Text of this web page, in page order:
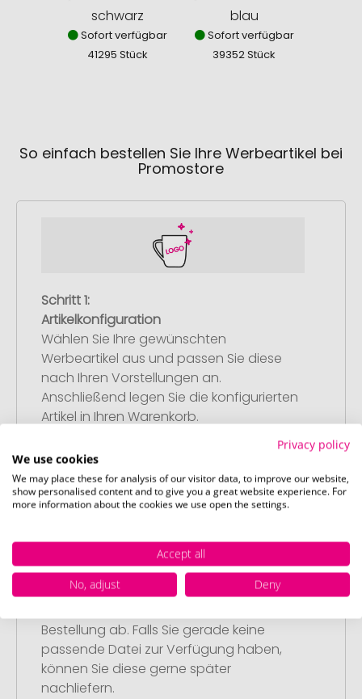
schwarz
Sofort verfügbar
41295 Stück
blau
Sofort verfügbar
39352 Stück
So einfach bestellen Sie Ihre Werbeartikel bei
Promostore
Schritt 1:
Artikelkonfiguration
Wählen Sie Ihre gewünschten
Werbeartikel aus und passen Sie diese
nach Ihren Vorstellungen an.
Anschließend legen Sie die konfigurierten
Artikel in Ihren Warenkorb.
Upload Ihres Logos oder Motivs
Laden Sie auf unserer
Bestellabschlussseite (Checkout) Ihr Logo
Bestellung ab. Falls Sie gerade keine
passende Datei zur Verfügung haben,
können Sie diese gerne später
nachliefern.
Privacy policy
We use cookies
We may place these for analysis of our visitor data, to improve our website,
show personalised content and to give you a great website experience. For
more information about the cookies we use open the settings.
Accept all
No, adjust
Deny